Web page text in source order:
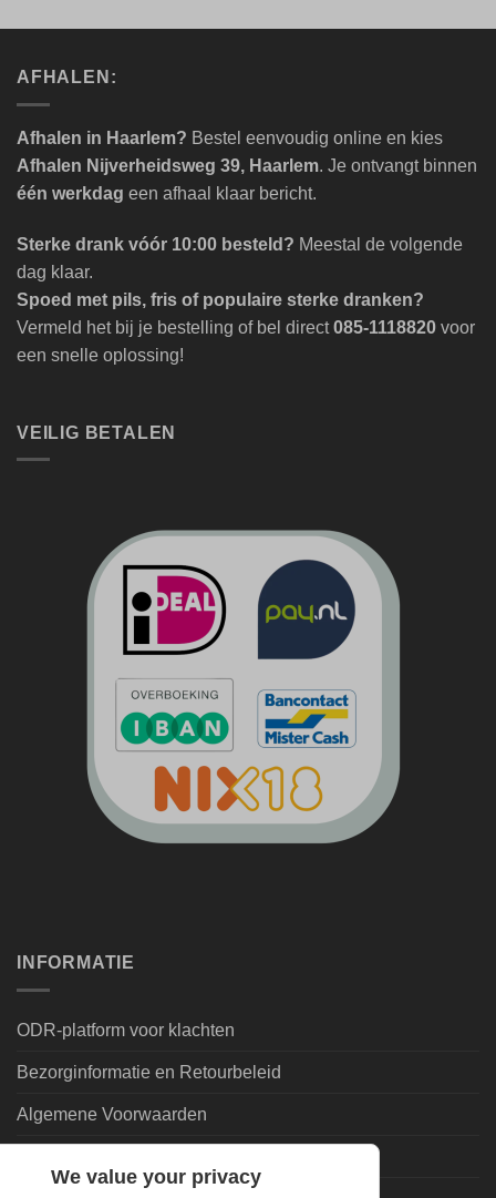
AFHALEN:
Afhalen in Haarlem? Bestel eenvoudig online en kies
Afhalen Nijverheidsweg 39, Haarlem. Je ontvangt binnen
één werkdag een afhaal klaar bericht.
Sterke drank vóór 10:00 besteld? Meestal de volgende
dag klaar.
Spoed met pils, fris of populaire sterke dranken?
Vermeld het bij je bestelling of bel direct085-1118820 voor
een snelle oplossing!
VEILIG BETALEN
INFORMATIE
ODR-platform voor klachten
Bezorginformatie en Retourbeleid
Algemene Voorwaarden
We value your privacy